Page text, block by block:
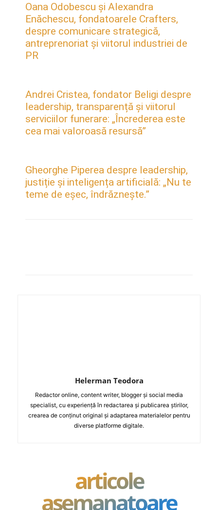
Oana Odobescu și Alexandra
Enăchescu, fondatoarele Crafters,
despre comunicare strategică,
antreprenoriat și viitorul industriei de
PR
Andrei Cristea, fondator Beligi despre
leadership, transparență și viitorul
serviciilor funerare: „Încrederea este
cea mai valoroasă resursă”
Gheorghe Piperea despre leadership,
justiție și inteligența artificială: „Nu te
teme de eșec, îndrăznește.”
Helerman Teodora
Redactor online, content writer, blogger și social media
specialist, cu experiență în redactarea și publicarea știrilor,
crearea de conținut original și adaptarea materialelor pentru
diverse platforme digitale.
articole
asemanatoare